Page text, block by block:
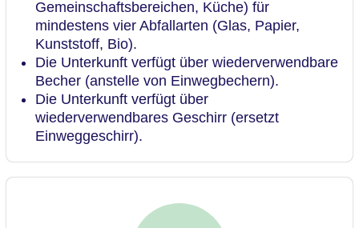
Gemeinschaftsbereichen, Küche) für
mindestens vier Abfallarten (Glas, Papier,
Kunststoff, Bio).
Die Unterkunft verfügt über wiederverwendbare
Becher (anstelle von Einwegbechern).
Die Unterkunft verfügt über
wiederverwendbares Geschirr (ersetzt
Einweggeschirr).